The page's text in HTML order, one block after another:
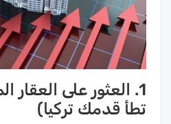
1. العثور على
تطأ قدمك تركيا)